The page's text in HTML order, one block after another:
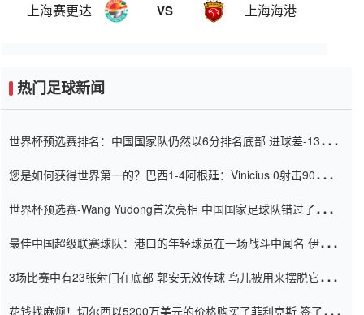
上海赛更达 VS 上海海港
热门足球新闻
世界杯预选赛排名：中国国家队仍然以6分排名底部 进球差-13令人
您是如何获得世界第一的？巴西1-4阿根廷：Vinicius 0射击90分钟
世界杯预选赛-Wang Yudong首次亮相 中国国家足球队错过了世界
最佳中国超级联赛球队：港口的年轻球员在一场战斗中闻名 伊万放
3场比赛中有23张射门在底部 郭安无效传球 鸟儿被用来摆脱它
花钱找麻烦！切尔西以5200万美元的价格购买了菲利克斯 签了7年